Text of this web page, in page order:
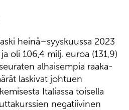
heinä–syyskuussa 2023
oli 106,4 milj. euroa (131,9)
alhaisempia raaka-
laskivat johtuen
Italiassa toisella
negatiivinen